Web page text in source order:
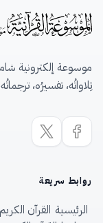
موسوعة إلكترونية
تِلاواتُه، تفسيرُه،
روابط سريعة
الرئيسية القرآن الكريم